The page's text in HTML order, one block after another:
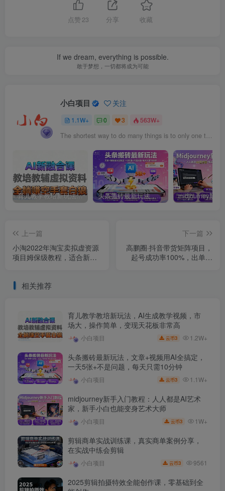
点赞 23 分享 收藏
If we dream, everything is possible.
敢于梦想，一切都将成为可能
小白项目 关注
1.1W+ 0 3 563W+
The shortest way to do many things is to only one thing at a time.
育儿教学教培新玩法，AI生成教学视频，市场大，操作简单，变现天花板非常高 头条搬砖最新玩法，文章+视频用AI全搞定，一天5张+不是问题，每天只需10分钟
上一篇
小淘2022年淘宝卖拟虚‬资源
项目姆保‬级教程，适合新手
下一篇
高鹏圈·抖音带货矩阵项目，
起号成功率100%，出单率
相关推荐
育儿教学教培新玩法，AI生成教学视频，市
场大，操作简单，变现天花板非常高
小白项目 云币3 1.2W+
头条搬砖最新玩法，文章+视频用AI全搞定，
一天5张+不是问题，每天只需10分钟
小白项目 云币3 1.1W+
midjourney新手入门教程：人人都是AI艺术
家，新手小白也能变身艺术大师
小白项目 云币3 1W+
剪辑商单实战训练课，真实商单案例分享，
在实战中练会剪辑
小白项目 云币3 9561
2025剪辑拍摄特效全能创作课，零基础到全